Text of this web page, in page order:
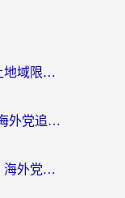
在海外听音乐用什么软件？别让地域限制断了你的华语歌单
芒果TV海外地区限制怎么办？海外党追剧看片的实用加速器选择指南
腾讯缓存的视频在国外能看吗？海外党追剧看片的终极解决方案